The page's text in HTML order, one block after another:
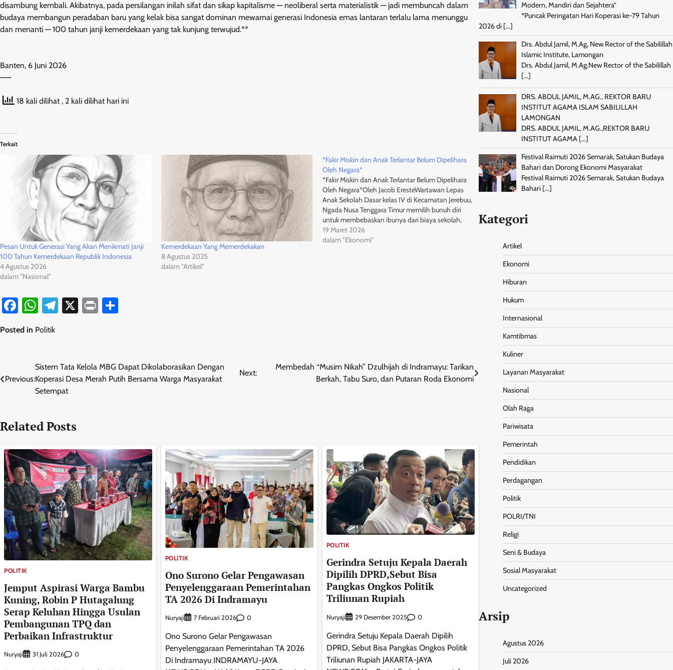
disambung kembali. Akibatnya, pada persilangan inilah sifat dan sikap kapitalisme — neoliberal serta materialistik — jadi membuncah dalam
budaya membangun peradaban baru yang kelak bisa sangat dominan mewarnai generasi Indonesia emas lantaran terlalu lama menunggu
dan menanti — 100 tahun janji kemerdekaan yang tak kunjung terwujud.**
Banten, 6 Juni 2026
——
18 kali dilihat , 2 kali dilihat hari ini
Terkait
Pesan Untuk Generasi Yang Akan Menikmati Janji
100 Tahun Kemerdekaan Republik Indonesia
4 Agustus 2026
dalam "Nasional"
Kemerdekaan Yang Memerdekakan
8 Agustus 2025
dalam "Artikel"
*Fakir Miskin dan Anak Terlantar Belum Dipelihara
Oleh Negara*
*Fakir Miskin dan Anak Terlantar Belum Dipelihara
Oleh Negara*Oleh Jacob EresteWartawan Lepas
Anak Sekolah Dasar kelas IV di Kecamatan Jerebuu,
Ngada Nusa Tenggara Timur memilih bunuh diri
untuk membebaskan ibunya dari biaya sekolah,
karena hanya tidak mampu membelikan buku tulis
yang mungkin cuma seharga tak lebih dari 10 ribu
19 Maret 2026
dalam "Ekonomi"
Facebook
WhatsApp
Telegram
X Print
Posted in Politik
Navigasi
pos
Previous:
Sistem Tata Kelola MBG Dapat Dikolaborasikan Dengan
Koperasi Desa Merah Putih Bersama Warga Masyarakat
Setempat
Next:
Membedah “Musim Nikah” Dzulhijah di Indramayu: Tarikan
Berkah, Tabu Suro, dan Putaran Roda Ekonomi
Related Posts
POLITIK
Jemput Aspirasi Warga Bambu
Kuning, Robin P Hutagalung
Serap Keluhan Hingga Usulan
Pembangunan TPQ dan
Perbaikan Infrastruktur
Nuryaji 31 Juli 2026 0
POLITIK
Ono Surono Gelar Pengawasan
Penyelenggaraan Pemerintahan
TA 2026 Di Indramayu
Nuryaji 7 Februari 2026 0
Ono Surono Gelar Pengawasan
Penyelenggaraan Pemerintahan TA 2026
Di Indramayu INDRAMAYU-JAYA
POLITIK
Gerindra Setuju Kepala Daerah
Dipilih DPRD,Sebut Bisa
Pangkas Ongkos Politik
Triliunan Rupiah
Nuryaji 29 Desember 2025 0
Gerindra Setuju Kepala Daerah Dipilih
DPRD, Sebut Bisa Pangkas Ongkos Politik
Triliunan Rupiah JAKARTA-JAYA
Modern, Mandiri dan Sejahtera”
*Puncak Peringatan Hari Koperasi ke-79 Tahun
2026 di […]
Drs. Abdul Jamil, M.Ag, New Rector of the Sabilillah
Islamic Institute, Lamongan
Drs. Abdul Jamil, M.Ag.New Rector of the Sabilillah
[…]
DRS. ABDUL JAMIL, M.AG., REKTOR BARU
INSTITUT AGAMA ISLAM SABILILLAH
LAMONGAN
DRS. ABDUL JAMIL, M.AG.,REKTOR BARU
INSTITUT AGAMA […]
Festival Raimuti 2026 Semarak, Satukan Budaya
Bahari dan Dorong Ekonomi Masyarakat
Festival Raimuti 2026 Semarak, Satukan Budaya
Bahari […]
Kategori
Artikel
Ekonomi
Hiburan
Hukum
Internasional
Kamtibmas
Kuliner
Layanan Masyarakat
Nasional
Olah Raga
Pariwisata
Pemerintah
Pendidikan
Perdagangan
Politik
POLRI/TNI
Religi
Seni & Budaya
Sosial Masyarakat
Uncategorized
Arsip
Agustus 2026
Juli 2026